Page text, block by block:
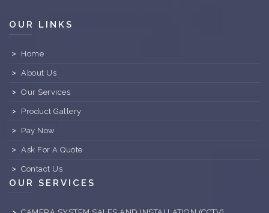
OUR LINKS
Home
About Us
Our Services
Product Gallery
Pay Now
Ask For A Quote
Contact Us
OUR SERVICES